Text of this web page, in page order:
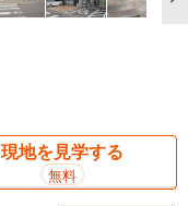
現地を見学する
無料